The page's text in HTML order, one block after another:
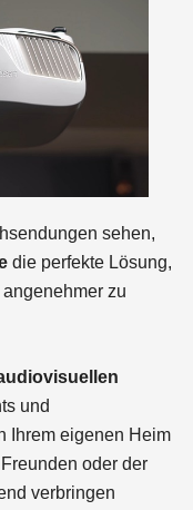
sehen,
die perfekte Lösung,
zu
und
Ihrem eigenen Heim
oder der
verbringen